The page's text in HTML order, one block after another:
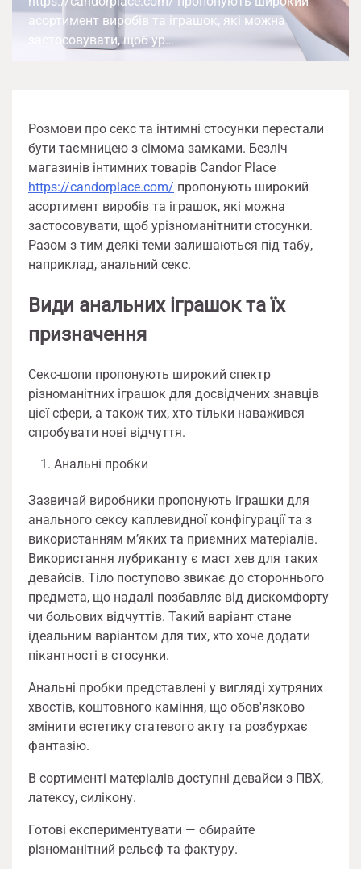
асортимент виробів та іграшок, які можна
застосовувати, щоб ур…
Розмови про секс та інтимні стосунки перестали
бути таємницею з сімома замками. Безліч
магазинів інтимних товарів Candor Place
https://candorplace.com/ пропонують широкий
асортимент виробів та іграшок, які можна
застосовувати, щоб урізноманітнити стосунки.
Разом з тим деякі теми залишаються під табу,
наприклад, анальний секс.
Види анальних іграшок та їх
призначення
Секс-шопи пропонують широкий спектр
різноманітних іграшок для досвідчених знавців
цієї сфери, а також тих, хто тільки наважився
спробувати нові відчуття.
Анальні пробки
Зазвичай виробники пропонують іграшки для
анального сексу каплевидної конфігурації та з
використанням м’яких та приємних матеріалів.
Використання лубриканту є маст хев для таких
девайсів. Тіло поступово звикає до стороннього
предмета, що надалі позбавляє від дискомфорту
чи больових відчуттів. Такий варіант стане
ідеальним варіантом для тих, хто хоче додати
пікантності в стосунки.
Анальні пробки представлені у вигляді хутряних
хвостів, коштовного каміння, що обов'язково
змінити естетику статевого акту та розбурхає
фантазію.
В сортименті матеріалів доступні девайси з ПВХ,
латексу, силікону.
Готові експериментувати — обирайте
різноманітний рельєф та фактуру.